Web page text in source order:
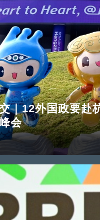
｜12外国政要赴
会